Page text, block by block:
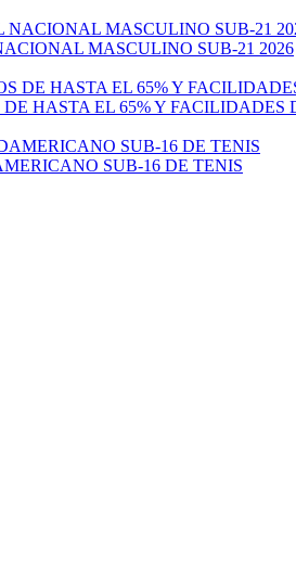
MASCULINO SUB-21 2026
HASTA EL 65% Y FACILIDADES
SUB-16 DE TENIS